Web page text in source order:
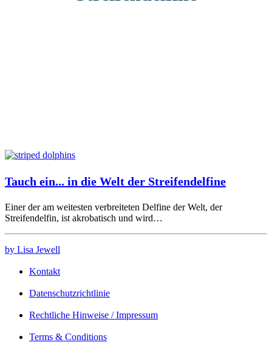
Tauch ein... in die Welt der Streifendelfine
Einer der am weitesten verbreiteten Delfine der Welt, der
Streifendelfin, ist akrobatisch und wird…
by Lisa Jewell
Kontakt
Datenschutzrichtlinie
Rechtliche Hinweise / Impressum
Terms & Conditions